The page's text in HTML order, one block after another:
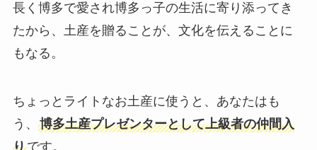
長く博多で愛され博多っ子の生活に寄り添ってき
たから、土産を贈ることが、文化を伝えることに
もなる。
ちょっとライトなお土産に使うと、あなたはも
う、 博多土産プレゼンターとして上級者の仲間入
りです。